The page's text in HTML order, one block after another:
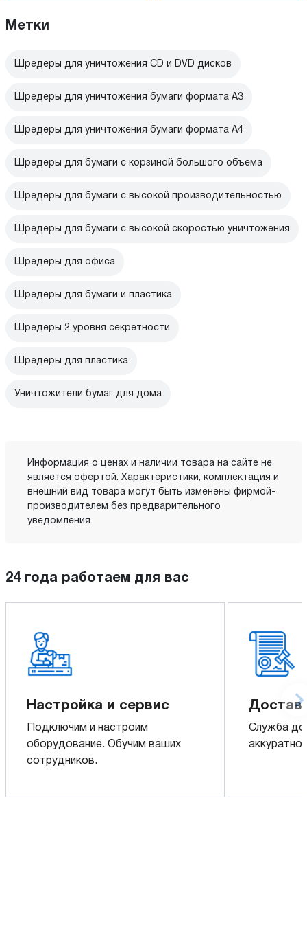
Метки
Шредеры для уничтожения CD и DVD дисков
Шредеры для уничтожения бумаги формата А3
Шредеры для уничтожения бумаги формата А4
Шредеры для бумаги с корзиной большого объема
Шредеры для бумаги с высокой производительностью
Шредеры для бумаги с высокой скоростью уничтожения
Шредеры для офиса
Шредеры для бумаги и пластика
Шредеры 2 уровня секретности
Шредеры для пластика
Уничтожители бумаг для дома
Информация о ценах и наличии товара на сайте не
является офертой. Характеристики, комплектация и
внешний вид товара могут быть изменены фирмой-
производителем без предварительного
уведомления.
24 года работаем для вас
Настройка и сервис
Подключим и настроим
оборудование. Обучим ваших
сотрудников.
Служба
аккуратно